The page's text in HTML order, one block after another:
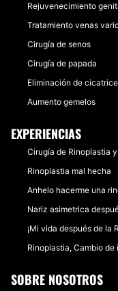
Rejuvenecimiento
Tratamiento venas
Cirugía de senos
Cirugía de papada
Eliminación de
Aumento gemelos
EXPERIENCIAS
Cirugía de Rinoplastia
Rinoplastia mal hecha
Anhelo hacerme una
Nariz asimetrica
¡Mi vida después de la
Rinoplastia, Cambio
SOBRE NOSOTROS